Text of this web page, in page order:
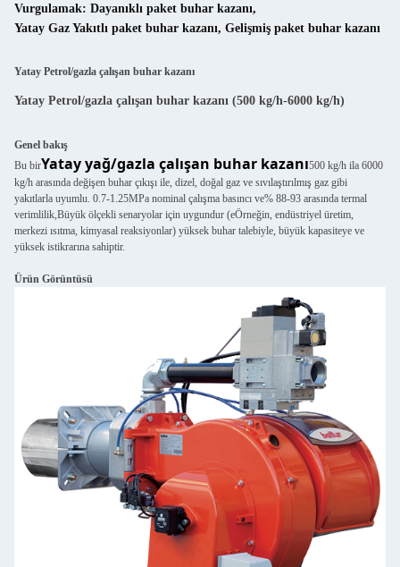
Vurgulamak: Dayanıklı paket buhar kazanı,
Yatay Gaz Yakıtlı paket buhar kazanı, Gelişmiş paket buhar kazanı
Yatay Petrol/gazla çalışan buhar kazanı
Yatay Petrol/gazla çalışan buhar kazanı (500 kg/h-6000 kg/h)
Genel bakış
Bu birYatay yağ/gazla çalışan buhar kazanı500 kg/h ila 6000
kg/h arasında değişen buhar çıkışı ile, dizel, doğal gaz ve sıvılaştırılmış gaz gibi
yakıtlarla uyumlu. 0.7-1.25MPa nominal çalışma basıncı ve% 88-93 arasında termal
verimlilik,Büyük ölçekli senaryolar için uygundur (eÖrneğin, endüstriyel üretim,
merkezi ısıtma, kimyasal reaksiyonlar) yüksek buhar talebiyle, büyük kapasiteye ve
yüksek istikrarına sahiptir.
Ürün Görüntüsü